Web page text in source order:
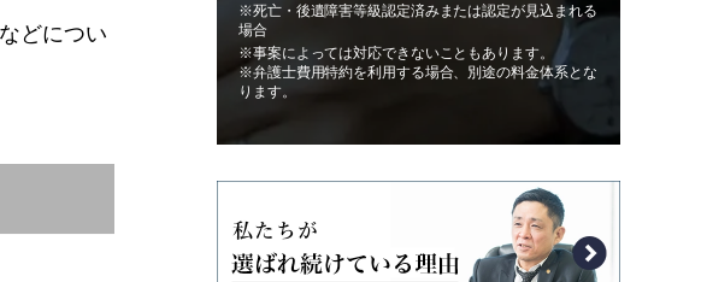
どについ
※死亡・後遺障害等級認定済みまたは認定が見込まれる
場合
※事案によっては対応できないこともあります。
※弁護士費用特約を利用する場合、別途の料金体系とな
ります。